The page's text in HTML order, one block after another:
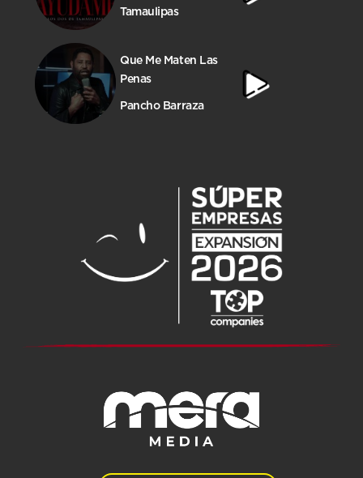
Tamaulipas
Que Me Maten Las
Penas
Pancho Barraza